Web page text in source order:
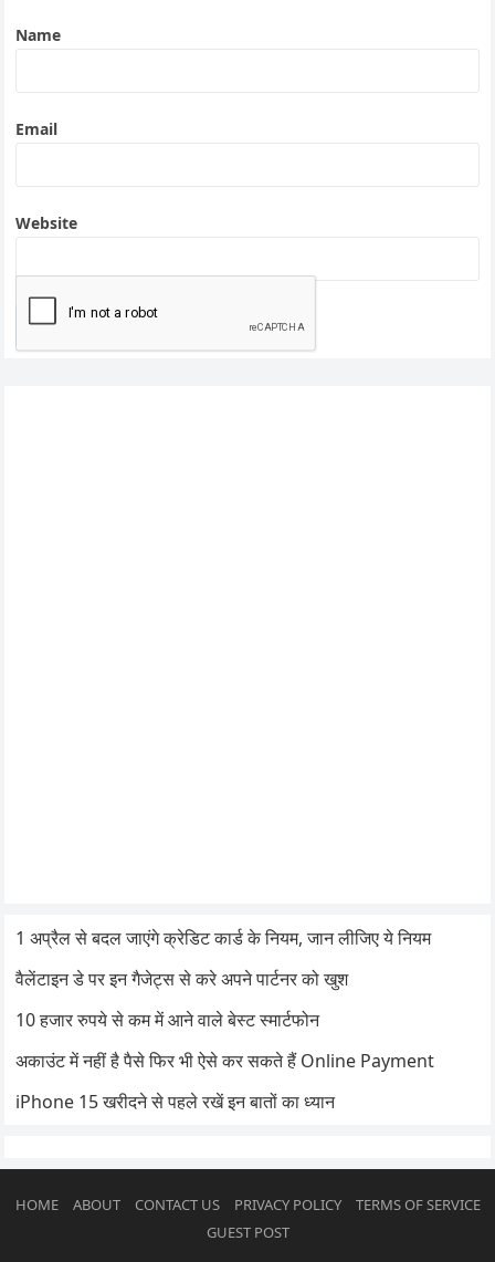
Name
Email
Website
1 अप्रैल से बदल जाएंगे क्रेडिट कार्ड के नियम, जान लीजिए ये नियम
वैलेंटाइन डे पर इन गैजेट्स से करे अपने पार्टनर को खुश
10 हजार रुपये से कम में आने वाले बेस्ट स्मार्टफोन
अकाउंट में नहीं है पैसे फिर भी ऐसे कर सकते हैं Online Payment
iPhone 15 खरीदने से पहले रखें इन बातों का ध्यान
HOME ABOUT CONTACT US PRIVACY POLICY
TERMS OF SERVICE
GUEST POST